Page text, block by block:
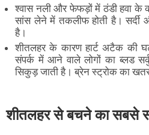
श्वास नली और फेफड़ों में ठंडी हवा के
सांस लेने में तकलीफ होती है। सर्दी
है।
शीतलहर के कारण हार्ट अटैक की
संपर्क में आने वाले लोगों का ब्लड
सिकुड़ जाती है। ब्रेन स्ट्रोक का
शीतलहर से बचने का सबसे